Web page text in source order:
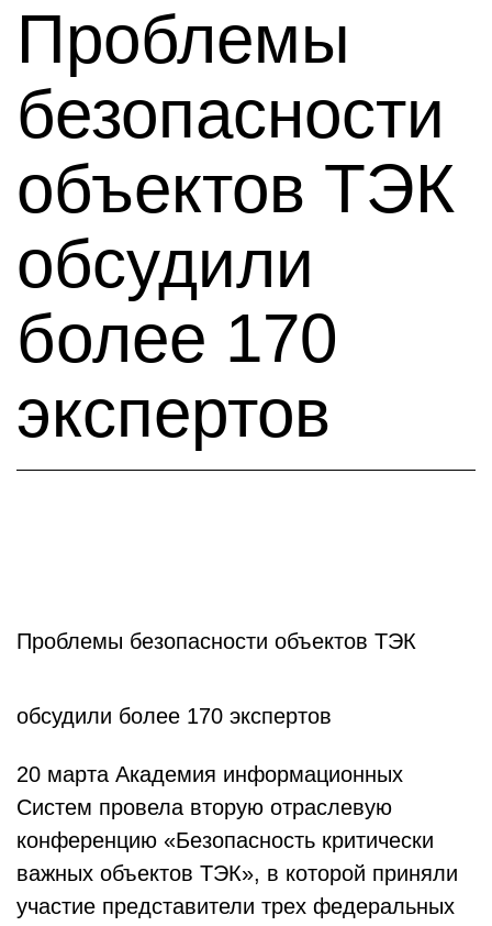
Проблемы
безопасности
объектов ТЭК
обсудили
более 170
экспертов
Проблемы безопасности объектов ТЭК
обсудили более 170 экспертов
20 марта Академия информационных
Систем провела вторую отраслевую
конференцию «Безопасность критически
важных объектов ТЭК», в которой приняли
участие представители трех федеральных